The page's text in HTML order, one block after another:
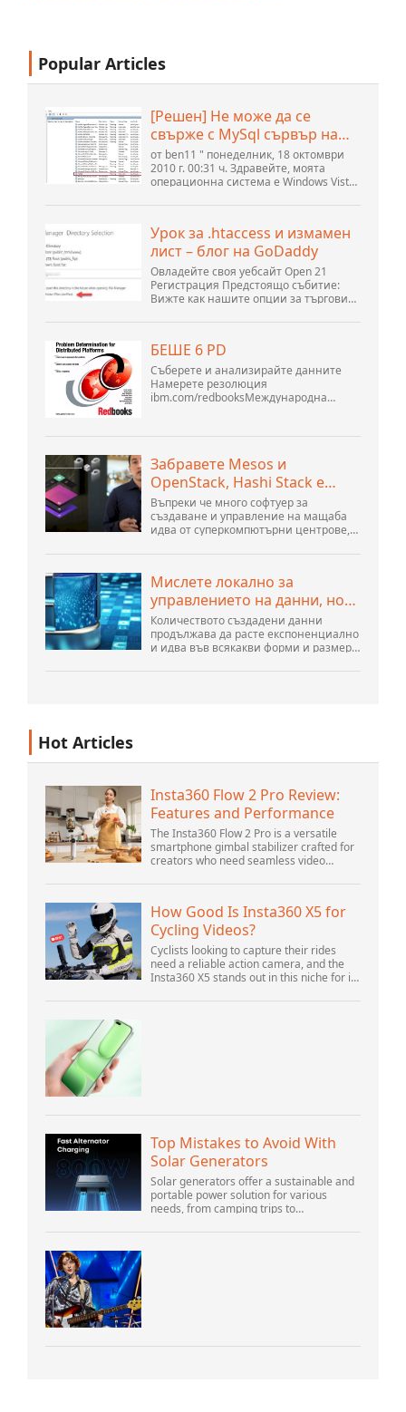
Popular Articles
[Решен] Не може да се
свърже с MySql сървър на
localhost (10061) (Вижте
темата) * Форум на
общността на Apache
OpenOffice
от ben11 " понеделник, 18 октомври
2010 г. 00:31 ч. Здравейте, моята
операционна система е Windows Vista
се да настроя връзка към MySQL база
данни openOffice.org 3. .
Урок за .htaccess и измамен
лист – блог на GoDaddy
Овладейте своя уебсайт Open 21
Регистрация Предстоящо събитие:
Вижте как нашите опции за търговия
да се адаптира към променящия се
септември. Добре дошли в нашите
.htacces...
БЕШЕ 6 PD
Съберете и анализирайте данните
Намерете резолюция
ibm.com/redbooksМеждународна
Server V6 Определяне на проблеми за
2005 г. SG2...
Забравете Mesos и
OpenStack, Hashi Stack е
новата следваща платформа
Въпреки че много софтуер за
създаване и управление на мащаба
идва от суперкомпютърни центрове,
създатели на публични облаци, все
от хората...
Мислете локално за
управлението на данни, но
действайте глобално
Количеството създадени данни
продължава да расте експоненциално
и идва във всякакви форми и размери
структуриран и – все повече –
Hot Articles
Insta360 Flow 2 Pro Review:
Features and Performance
The Insta360 Flow 2 Pro is a versatile
smartphone gimbal stabilizer crafted for
creators who need seamless video
for vlogging, live streaming, and video
How Good Is Insta360 X5 for
Cycling Videos?
Cyclists looking to capture their rides
need a reliable action camera, and the
Insta360 X5 stands out in this niche for its
Offering top-of-the-line 8K 360° video ca...
Top Mistakes to Avoid With
Solar Generators
Solar generators offer a sustainable and
portable power solution for various
needs, from camping trips to
increases, it’s vital to navigate common